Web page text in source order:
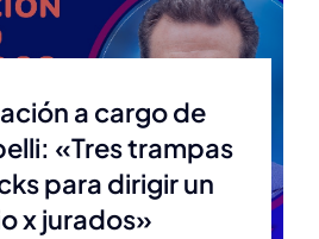
a cargo de
«Tres trampas
para dirigir un
x jurados»